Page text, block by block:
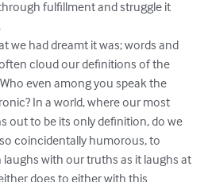
fulfillment and struggle it
we had dreamt it was; words and
cloud our definitions of the
even among you speak the
In a world, where our most
out to be its only definition, do we
coincidentally humorous, to
with our truths as it laughs at
does to either with this